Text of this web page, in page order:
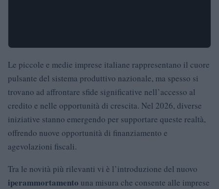
Le piccole e medie imprese italiane rappresentano il cuore
pulsante del sistema produttivo nazionale, ma spesso si
trovano ad affrontare sfide significative nell’accesso al
credito e nelle opportunità di crescita. Nel 2026, diverse
iniziative stanno emergendo per supportare queste realtà,
offrendo nuove opportunità di finanziamento e
agevolazioni fiscali.
Tra le novità più rilevanti vi è l’introduzione del nuovo
iperammortamento una misura che consente alle imprese